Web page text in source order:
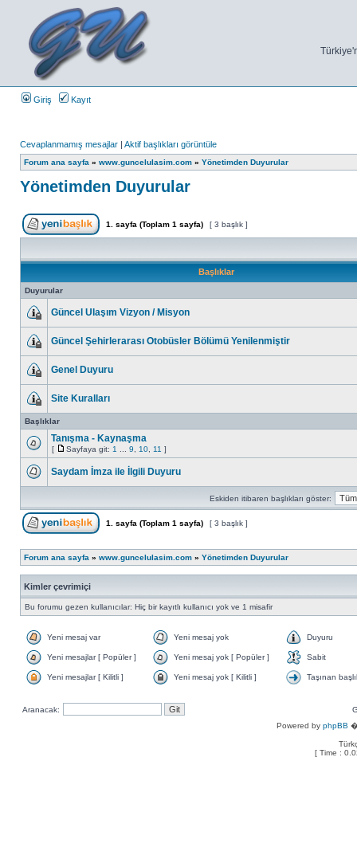
Giriş Kayıt
Cevaplanmamış mesajlar | Aktif başlıkları görüntüle
Forum ana sayfa » www.guncelulasim.com » Yönetimden Duyurular
Yönetimden Duyurular
1 . sayfa (Toplam 1 sayfa) [ 3 başlık ]
Başlıklar
Duyurular
Güncel Ulaşım Vizyon / Misyon
Güncel Şehirlerarası Otobüsler Bölümü Yenilenmiştir
Genel Duyuru
Site Kuralları
Başlıklar
Tanışma - Kaynaşma
[ Sayfaya git: 1 9 10 11 ]
Saydam İmza ile İlgili Duyuru
Eskiden itibaren başlıkları göster:
1 . sayfa (Toplam 1 sayfa) [ 3 başlık ]
Forum ana sayfa » www.guncelulasim.com » Yönetimden Duyurular
Kimler çevrimiçi
Bu forumu gezen kullanıcılar: Hiç bir kayıtlı kullanıcı yok ve 1 misafir
Yeni mesaj var Yeni mesaj yok Duyuru
Yeni mesajlar [ Popüler ] Yeni mesaj yok [ Popüler ] Sabit
Yeni mesajlar [ Kilitli ] Yeni mesaj yok [ Kilitli ] Taşınan
Aranacak:
Powered by phpBB �
[ Time :